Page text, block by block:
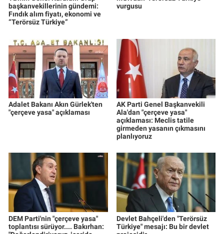
başkanvekillerinin gündemi:
Fındık alım fiyatı, ekonomi ve
“Terörsüz Türkiye”
vurgusu
Adalet Bakanı Akın Gürlek'ten
"çerçeve yasa" açıklaması
AK Parti Genel Başkanvekili
Ala'dan "çerçeve yasa"
açıklaması: Meclis tatile
girmeden yasanın çıkmasını
planlıyoruz
DEM Parti'nin "çerçeve yasa"
toplantısı sürüyor.... Bakırhan:
Devlet Bahçeli'den "Terörsüz
Türkiye" mesajı: Bu bir devlet